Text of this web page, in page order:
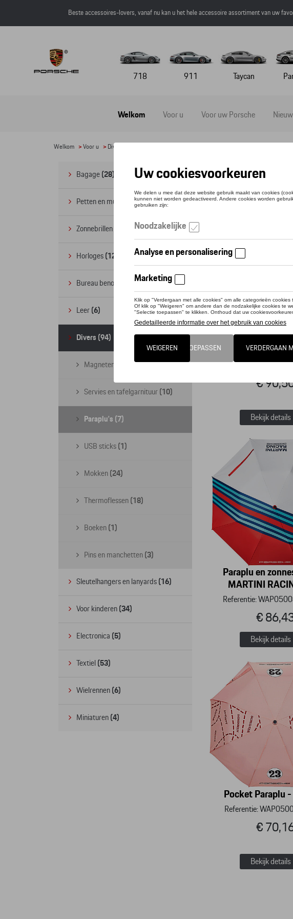
Beste accessoires-lovers, vanaf nu kan u het hele accessoire assortiment van uw
718 911 Taycan
Welkom Voor u Voor uw Porsche Nieuw
Welkom >Voor u > Divers
Bagage (28)
Petten en mutsen (20)
Zonnebrillen
Horloges (12)
Bureau benodigdheden (19)
Leer (6)
Divers (94)
Magneten
Servies en tafelgarnituur (10)
Paraplu's (7)
USB sticks (1)
Mokken (24)
Thermoflessen (18)
Boeken (1)
Pins en manchetten (3)
Sleutelhangers en lanyards (16)
Voor kinderen (34)
Electronica (5)
Textiel (53)
Wielrennen (6)
Miniaturen (4)
Paraplu's
Paraplu
€
Bekijk details
Paraplu en
MARTINI
Referentie:
€
Bekijk details
Pocket Paraplu
Referentie:
€
Bekijk details